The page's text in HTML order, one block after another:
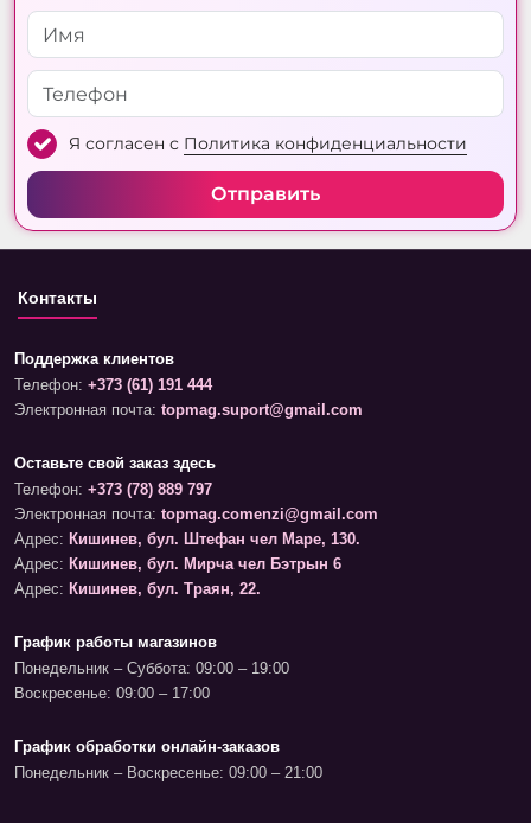
Я согласен с Политика конфиденциальности
Отправить
Контакты
Поддержка клиентов
Телефон: +373 (61) 191 444
Электронная почта: topmag.suport@gmail.com
Оставьте свой заказ здесь
Телефон: +373 (78) 889 797
Электронная почта: topmag.comenzi@gmail.com
Адрес: Кишинев, бул. Штефан чел Маре, 130.
Адрес: Кишинев, бул. Мирча чел Бэтрын 6
Адрес: Кишинев, бул. Траян, 22.
График работы магазинов
Понедельник – Суббота: 09:00 – 19:00
Воскресенье: 09:00 – 17:00
График обработки онлайн-заказов
Понедельник – Воскресенье: 09:00 – 21:00